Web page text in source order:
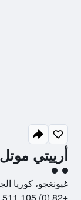
أرييتي موتل
تقييم فئة 2
غيونغجو، كوريا